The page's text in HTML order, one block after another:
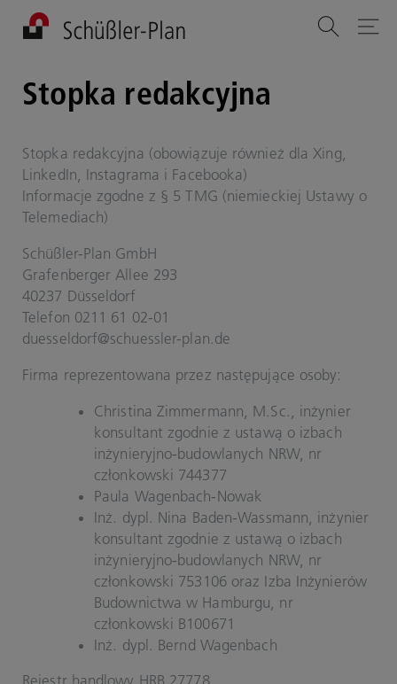
Stopka redakcyjna
Stopka redakcyjna (obowiązuje również dla Xing,
LinkedIn, Instagrama i Facebooka)
Informacje zgodne z § 5 TMG (niemieckiej Ustawy o
Telemediach)
Schüßler-Plan GmbH
Grafenberger Allee 293
40237 Düsseldorf
Telefon 0211 61 02-01
duesseldorf@schuessler-plan.de
Firma reprezentowana przez następujące osoby:
Christina Zimmermann, M.Sc., inżynier
konsultant zgodnie z ustawą o izbach
inżynieryjno-budowlanych NRW, nr
członkowski 744377
Paula Wagenbach-Nowak
Inż. dypl. Nina Baden-Wassmann, inżynier
konsultant zgodnie z ustawą o izbach
inżynieryjno-budowlanych NRW, nr
członkowski 753106 oraz Izba Inżynierów
Budownictwa w Hamburgu, nr
członkowski B100671
Inż. dypl. Bernd Wagenbach
Rejestr handlowy HRB 27778